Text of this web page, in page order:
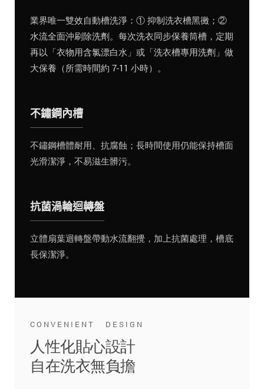
業界唯一雙效自動槽洗淨：① 抑制洗衣槽黑黴；②
水流全面沖刷除洗劑。每次洗衣同步保養筒槽，定期
再以「衣物用含氯漂白水」或「洗衣槽專用洗劑」做
大保養（所需時間約 7-11 小時）。
不鏽鋼內槽
不鏽鋼槽體耐用、抗腐蝕；長時間使用仍能保持槽面
光滑潔淨，不易滋生髒污。
抗菌渦輪迴轉盤
立體扇葉迴轉盤帶動水流翻攪，加上抗菌處理，槽底
長保潔淨。
CONVENIENT DESIGN
人性化貼心設計
自在洗衣無負擔